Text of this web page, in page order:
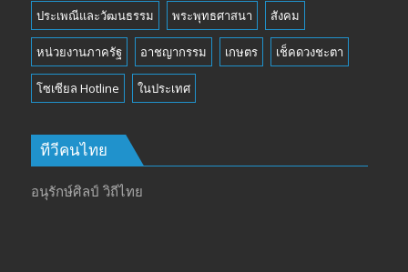
ประเพณีและวัฒนธรรม พระพุทธศาสนา สังคม
หน่วยงานภาครัฐ อาชญากรรม เกษตร เช็คดวงชะตา
โซเซียล Hotline ในประเทศ
ทีวีคนไทย
อนุรักษ์ศิลป์ วิถีไทย